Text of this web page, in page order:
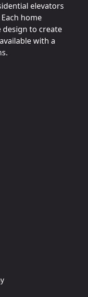
elevators
home
design to create
with a